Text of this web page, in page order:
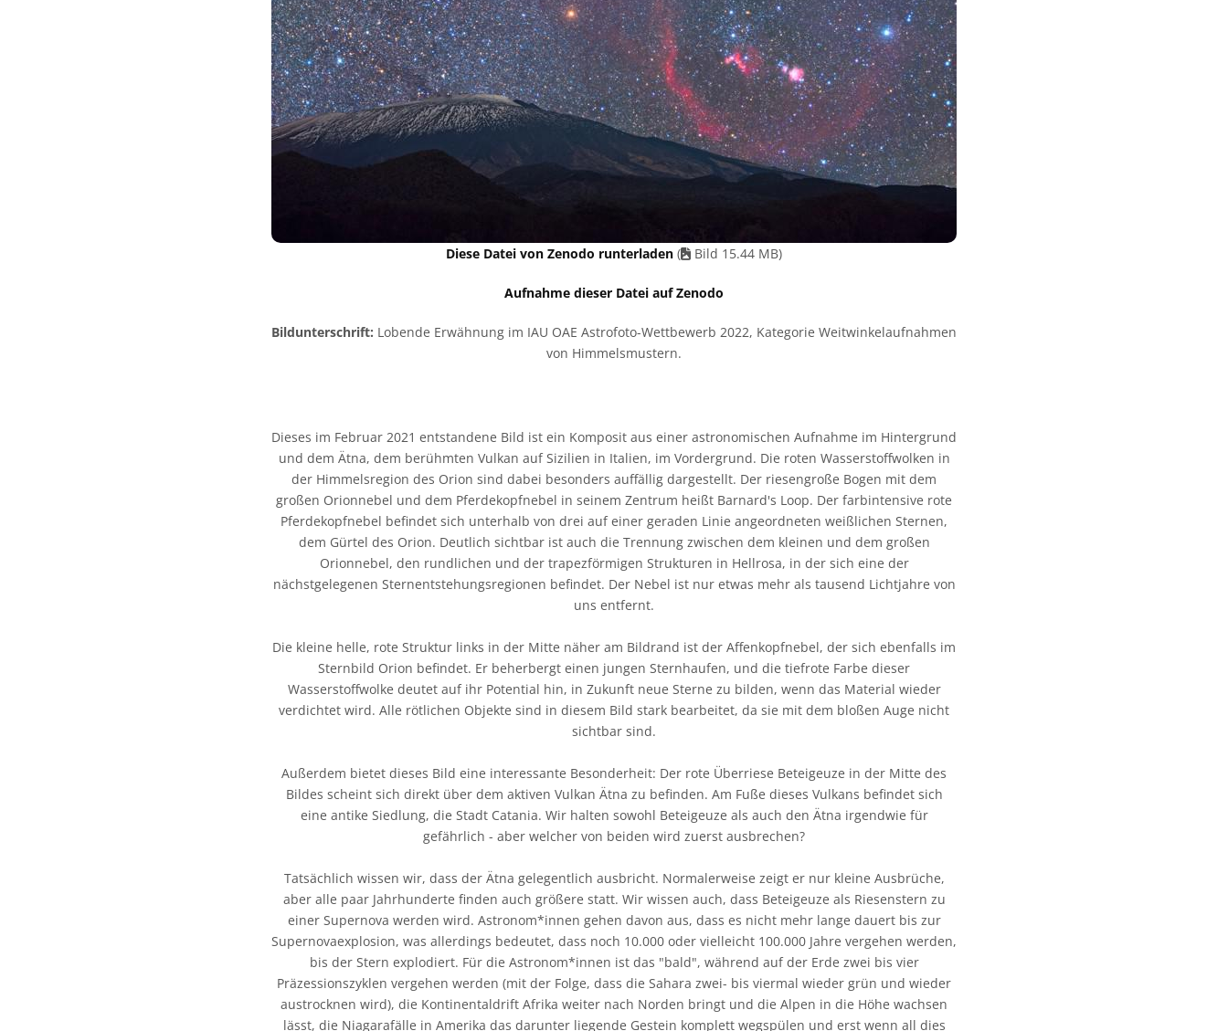
Diese Datei von Zenodo runterladen ( Bild 15.44 MB)
Aufnahme dieser Datei auf Zenodo
Bildunterschrift: Lobende Erwähnung im IAU OAE Astrofoto-Wettbewerb 2022, Kategorie Weitwinkelaufnahmen
von Himmelsmustern.
Dieses im Februar 2021 entstandene Bild ist ein Komposit aus einer astronomischen Aufnahme im Hintergrund
und dem Ätna, dem berühmten Vulkan auf Sizilien in Italien, im Vordergrund. Die roten Wasserstoffwolken in
der Himmelsregion des Orion sind dabei besonders auffällig dargestellt. Der riesengroße Bogen mit dem
großen Orionnebel und dem Pferdekopfnebel in seinem Zentrum heißt Barnard's Loop. Der farbintensive rote
Pferdekopfnebel befindet sich unterhalb von drei auf einer geraden Linie angeordneten weißlichen Sternen,
dem Gürtel des Orion. Deutlich sichtbar ist auch die Trennung zwischen dem kleinen und dem großen
Orionnebel, den rundlichen und der trapezförmigen Strukturen in Hellrosa, in der sich eine der
nächstgelegenen Sternentstehungsregionen befindet. Der Nebel ist nur etwas mehr als tausend Lichtjahre von
uns entfernt.
Die kleine helle, rote Struktur links in der Mitte näher am Bildrand ist der Affenkopfnebel, der sich ebenfalls im
Sternbild Orion befindet. Er beherbergt einen jungen Sternhaufen, und die tiefrote Farbe dieser
Wasserstoffwolke deutet auf ihr Potential hin, in Zukunft neue Sterne zu bilden, wenn das Material wieder
verdichtet wird. Alle rötlichen Objekte sind in diesem Bild stark bearbeitet, da sie mit dem bloßen Auge nicht
sichtbar sind.
Außerdem bietet dieses Bild eine interessante Besonderheit: Der rote Überriese Beteigeuze in der Mitte des
Bildes scheint sich direkt über dem aktiven Vulkan Ätna zu befinden. Am Fuße dieses Vulkans befindet sich
eine antike Siedlung, die Stadt Catania. Wir halten sowohl Beteigeuze als auch den Ätna irgendwie für
gefährlich - aber welcher von beiden wird zuerst ausbrechen?
Tatsächlich wissen wir, dass der Ätna gelegentlich ausbricht. Normalerweise zeigt er nur kleine Ausbrüche,
aber alle paar Jahrhunderte finden auch größere statt. Wir wissen auch, dass Beteigeuze als Riesenstern zu
einer Supernova werden wird. Astronom*innen gehen davon aus, dass es nicht mehr lange dauert bis zur
Supernovaexplosion, was allerdings bedeutet, dass noch 10.000 oder vielleicht 100.000 Jahre vergehen werden,
bis der Stern explodiert. Für die Astronom*innen ist das "bald", während auf der Erde zwei bis vier
Präzessionszyklen vergehen werden (mit der Folge, dass die Sahara zwei- bis viermal wieder grün und wieder
austrocknen wird), die Kontinentaldrift Afrika weiter nach Norden bringt und die Alpen in die Höhe wachsen
lässt, die Niagarafälle in Amerika das darunter liegende Gestein komplett wegspülen und erst wenn all dies